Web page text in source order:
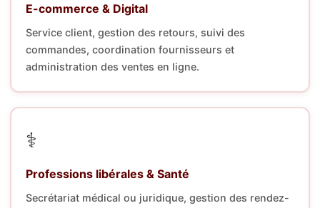
E-commerce & Digital
Service client, gestion des retours, suivi des
commandes, coordination fournisseurs et
administration des ventes en ligne.
⚕️
Professions libérales & Santé
Secrétariat médical ou juridique, gestion des rendez-